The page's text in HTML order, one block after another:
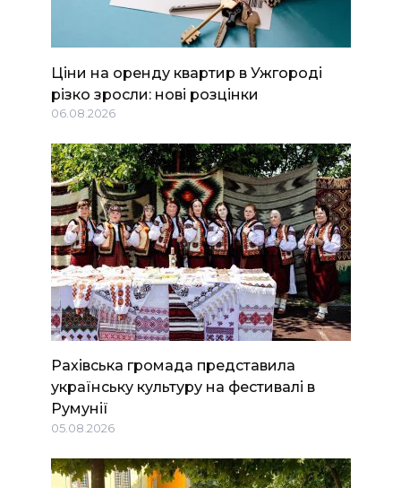
Ціни на оренду квартир в Ужгороді
різко зросли: нові розцінки
06.08.2026
Рахівська громада представила
українську культуру на фестивалі в
Румунії
05.08.2026